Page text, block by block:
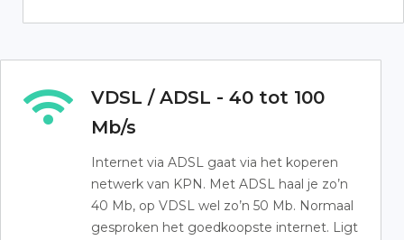
VDSL / ADSL - 40 tot 100
Mb/s
Internet via ADSL gaat via het koperen
netwerk van KPN. Met ADSL haal je zo’n
40 Mb, op VDSL wel zo’n 50 Mb. Normaal
gesproken het goedkoopste internet. Ligt